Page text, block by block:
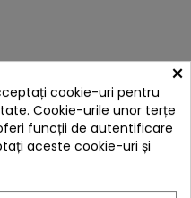
×
cookie-uri pentru
Cookie-urile unor terțe
funcții de autentificare
aceste cookie-uri și